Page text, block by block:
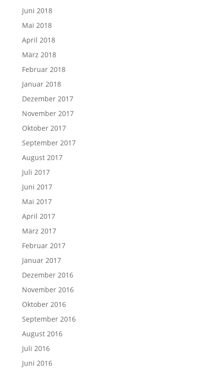
Juni 2018
Mai 2018
April 2018
März 2018
Februar 2018
Januar 2018
Dezember 2017
November 2017
Oktober 2017
September 2017
August 2017
Juli 2017
Juni 2017
Mai 2017
April 2017
März 2017
Februar 2017
Januar 2017
Dezember 2016
November 2016
Oktober 2016
September 2016
August 2016
Juli 2016
Juni 2016